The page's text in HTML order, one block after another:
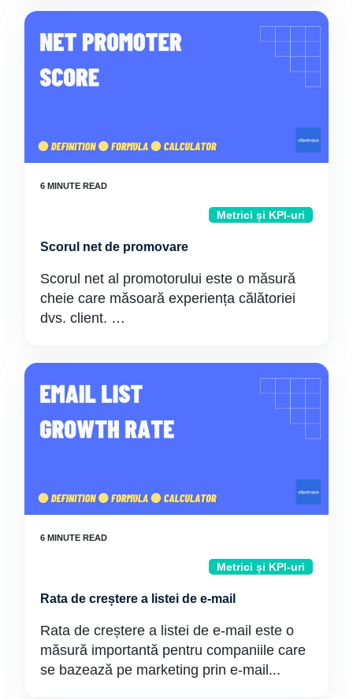
Metrici și KPI-uri
Scorul net de promovare
Scorul net al promotorului este o măsură
cheie care măsoară experiența călătoriei
dvs. client. …
Metrici și KPI-uri
Rata de creștere a listei de e-mail
Rata de creștere a listei de e-mail este o
măsură importantă pentru companiile care
se bazează pe marketing prin e-mail...